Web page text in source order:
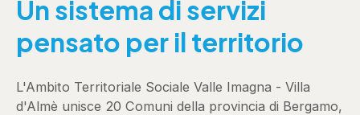
Un sistema di servizi
pensato per il territorio
L'Ambito Territoriale Sociale Valle Imagna - Villa
d'Almè unisce 20 Comuni della provincia di Bergamo,